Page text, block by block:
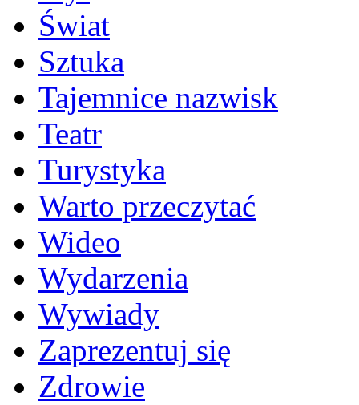
Świat
Sztuka
Tajemnice nazwisk
Teatr
Turystyka
Warto przeczytać
Wideo
Wydarzenia
Wywiady
Zaprezentuj się
Zdrowie